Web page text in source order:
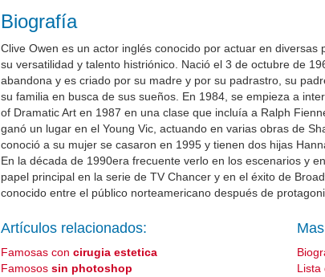
Biografía
Clive Owen es un actor inglés conocido por actuar en
su versatilidad y talento histriónico. Nació el 3 de octubre de
abandona y es criado por su madre y por su padrastro, su
su familia en busca de sus sueños. En 1984, se empieza a
of Dramatic Art en 1987 en una clase que incluía a Ralph
ganó un lugar en el Young Vic, actuando en varias obras de
conoció a su mujer se casaron en 1995 y tienen dos hijas
En la década de 1990era frecuente verlo en los escenarios y
papel principal en la serie de TV Chancer y en el éxito de
conocido entre el público norteamericano después de
Artículos relacionados:
Famosas concirugia estetica
Famosossin photoshop
Lista